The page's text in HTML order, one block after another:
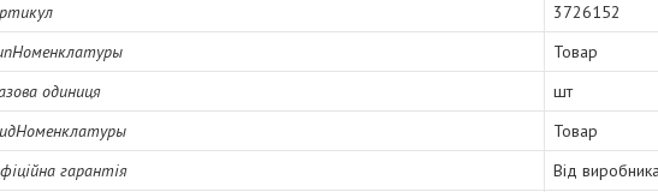
3726152
Товар
одиниця
шт
Товар
гарантія
Від